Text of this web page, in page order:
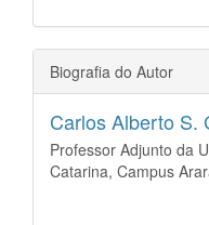
Biografia do Autor
Carlos Alberto S.
Professor Adjunto da
Catarina, Campus